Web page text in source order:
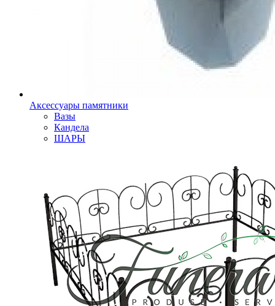
Аксессуары памятники
Вазы
Кандела
ШАРЫ